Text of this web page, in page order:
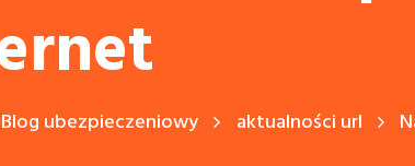
Blog ubezpieczeniowy aktualności url